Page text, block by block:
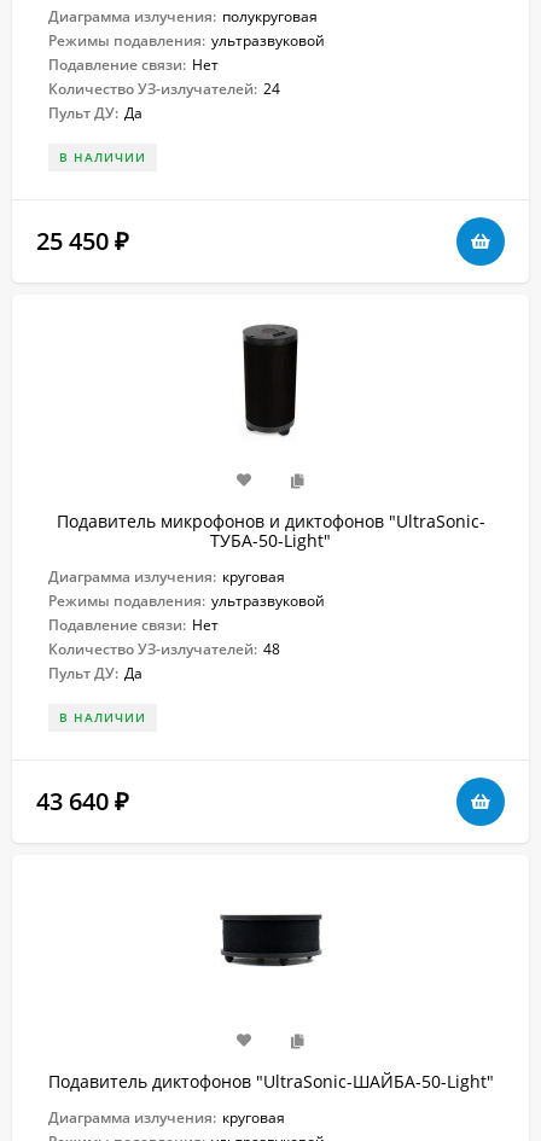
Диаграмма излучения: полукруговая
Режимы подавления: ультразвуковой
Подавление связи: Нет
Количество УЗ-излучателей: 24
Пульт ДУ: Да
В НАЛИЧИИ
25 450 ₽
Подавитель микрофонов и диктофонов "UltraSonic-
ТУБА-50-Light"
Диаграмма излучения: круговая
Режимы подавления: ультразвуковой
Подавление связи: Нет
Количество УЗ-излучателей: 48
Пульт ДУ: Да
В НАЛИЧИИ
43 640 ₽
Подавитель диктофонов "UltraSonic-ШАЙБА-50-Light"
Диаграмма излучения: круговая